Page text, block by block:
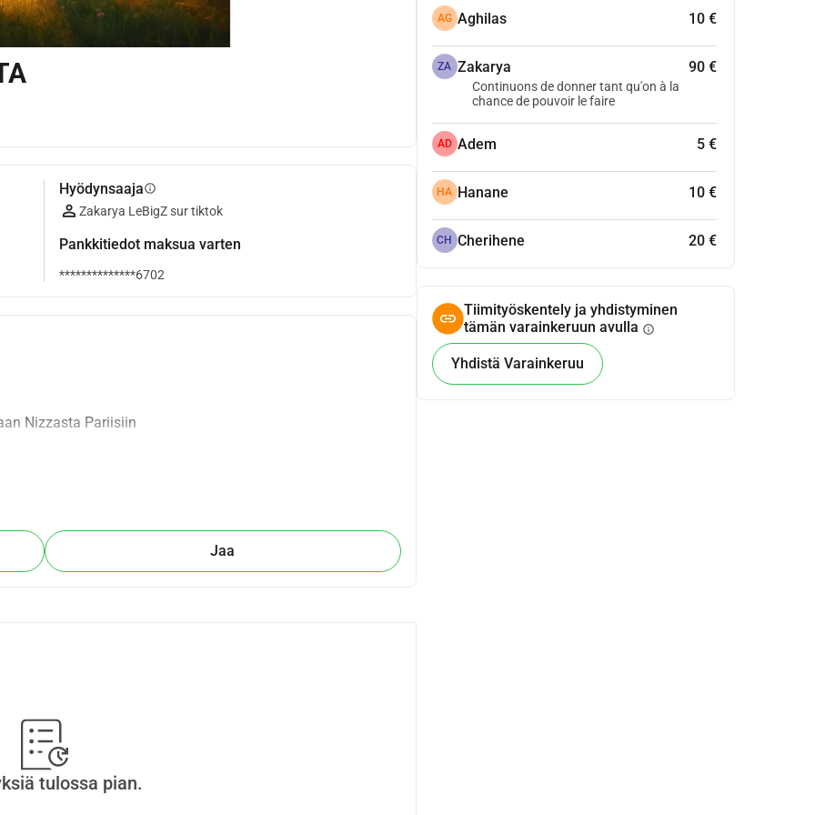
Hyödynsaajainfo
Zakarya LeBigZ sur tiktok
Pankkitiedot maksua varten
**************6702
Nizzasta Pariisiin
joka kesti yli 4 kuukautta, en urheilijana, vaan rauhan
valitsin marssimisen. Valitsin toiminnan sen sijaan, että
Jaa
tulossa pian.
AG Aghilas 10 €
ZA Zakarya 90 €
Continuons de donner tant qu'on à la
chance de pouvoir le faire
AD Adem 5 €
HA Hanane 10 €
CH Cherihene 20 €
Tiimityöskentely ja yhdistyminen
tämän varainkeruun avulla info
Yhdistä Varainkeruu